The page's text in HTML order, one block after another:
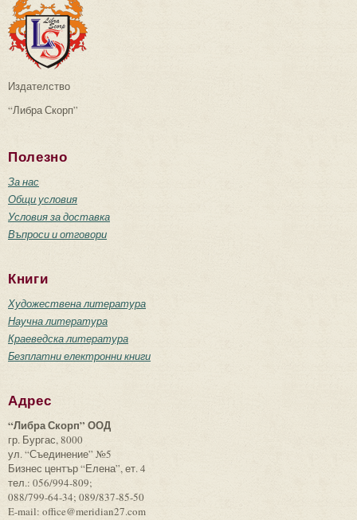
Издателство
“Либра Скорп”
Полезно
За нас
Общи условия
Условия за доставка
Въпроси и отговори
Книги
Художествена литература
Научна литература
Краеведска литература
Безплатни електронни книги
Адрес
“Либра Скорп” ООД
гр. Бургас, 8000
ул. “Съединение” №5
Бизнес център “Елена”, ет. 4
тел.: 056/994-809;
088/799-64-34; 089/837-85-50
E-mail: office@meridian27.com